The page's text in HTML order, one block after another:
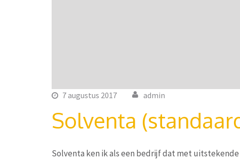
7 augustus 2017 admin
Solventa
Solventa ken ik als een bedrijf dat met